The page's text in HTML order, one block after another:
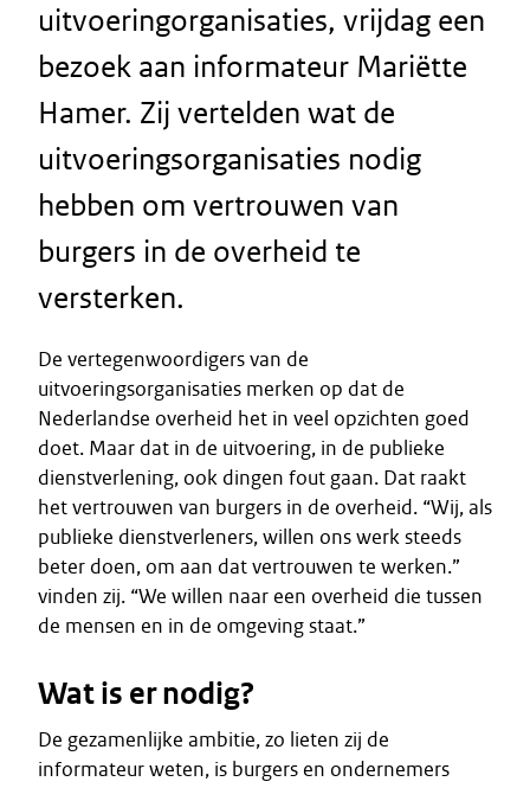
uitvoeringorganisaties, vrijdag een
bezoek aan informateur Mariëtte
Hamer. Zij vertelden wat de
uitvoeringsorganisaties nodig
hebben om vertrouwen van
burgers in de overheid te
versterken.
De vertegenwoordigers van de
uitvoeringsorganisaties merken op dat de
Nederlandse overheid het in veel opzichten goed
doet. Maar dat in de uitvoering, in de publieke
dienstverlening, ook dingen fout gaan. Dat raakt
het vertrouwen van burgers in de overheid. “Wij, als
publieke dienstverleners, willen ons werk steeds
beter doen, om aan dat vertrouwen te werken.”
vinden zij. “We willen naar een overheid die tussen
de mensen en in de omgeving staat.”
Wat is er nodig?
De gezamenlijke ambitie, zo lieten zij de
informateur weten, is burgers en ondernemers